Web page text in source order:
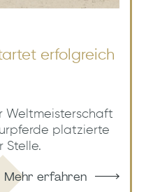
erfolgreich
Weltmeisterschaft
platzierte
Stelle.
Mehr erfahren